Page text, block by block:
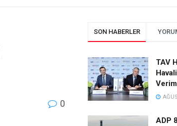
0
SON HABERLER
TAV
ADP